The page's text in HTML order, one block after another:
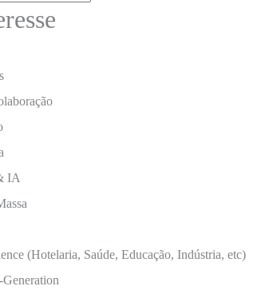
IA
(Hotelaria, Saúde, Educação, Indústria, etc)